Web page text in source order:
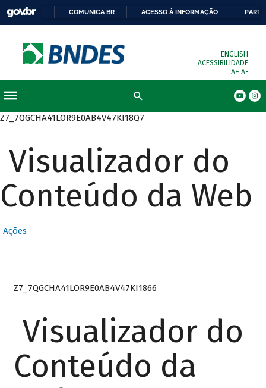
COMUNICA BR ACESSO À INFORMAÇÃO
ENGLISH
ACESSIBILIDADE
A+ A-
Z7_7QGCHA41LOR9E0AB4V47KI18Q7
Visualizador do
Conteúdo da Web
Ações
Z7_7QGCHA41LOR9E0AB4V47KI1866
Visualizador do
Conteúdo da